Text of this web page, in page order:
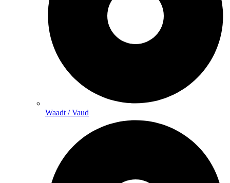
Waadt / Vaud